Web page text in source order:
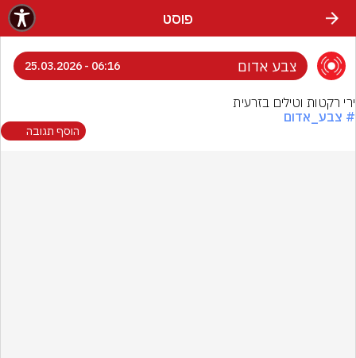
פוסט
צבע אדום 06:16 - 25.03.2026
ירי רקטות וטילים בזרעית
# צבע_אדום
הוסף תגובה